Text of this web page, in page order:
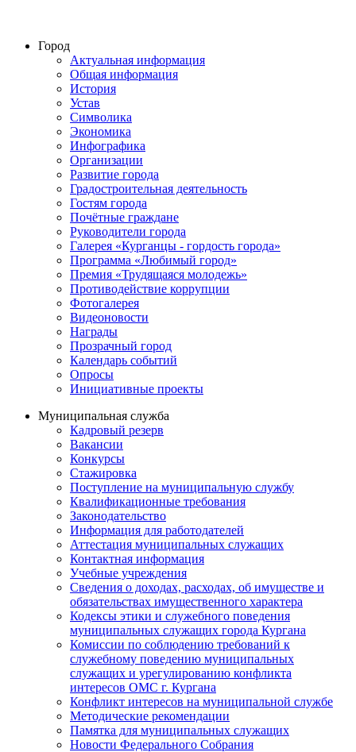
Город
Актуальная информация
Общая информация
История
Устав
Символика
Экономика
Инфографика
Организации
Развитие города
Градостроительная деятельность
Гостям города
Почётные граждане
Руководители города
Галерея «Курганцы - гордость города»
Программа «Любимый город»
Премия «Трудящаяся молодежь»
Противодействие коррупции
Фотогалерея
Видеоновости
Награды
Прозрачный город
Календарь событий
Опросы
Инициативные проекты
Муниципальная служба
Кадровый резерв
Вакансии
Конкурсы
Стажировка
Поступление на муниципальную службу
Квалификационные требования
Законодательство
Информация для работодателей
Аттестация муниципальных служащих
Контактная информация
Учебные учреждения
Сведения о доходах, расходах, об имуществе и
обязательствах имущественного характера
Кодексы этики и служебного поведения
муниципальных служащих города Кургана
Комиссии по соблюдению требований к
служебному поведению муниципальных
служащих и урегулированию конфликта
интересов ОМС г. Кургана
Конфликт интересов на муниципальной службе
Методические рекомендации
Памятка для муниципальных служащих
Новости Федерального Cобрания